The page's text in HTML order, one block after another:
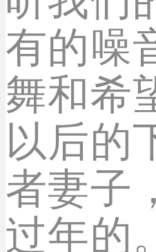
有的噪
舞和希
以后的
者妻子
过年的